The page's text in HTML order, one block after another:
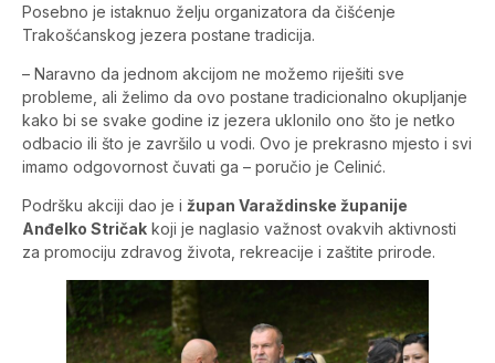
Posebno je istaknuo želju organizatora da čišćenje
Trakošćanskog jezera postane tradicija.
– Naravno da jednom akcijom ne možemo riješiti sve
probleme, ali želimo da ovo postane tradicionalno okupljanje
kako bi se svake godine iz jezera uklonilo ono što je netko
odbacio ili što je završilo u vodi. Ovo je prekrasno mjesto i svi
imamo odgovornost čuvati ga – poručio je Celinić.
Podršku akciji dao je i župan Varaždinske županije
Anđelko Stričak koji je naglasio važnost ovakvih aktivnosti
za promociju zdravog života, rekreacije i zaštite prirode.